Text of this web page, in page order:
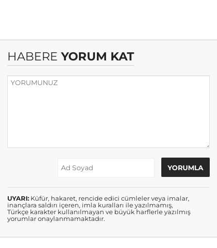
HABERE YORUM KAT
UYARI: Küfür, hakaret, rencide edici cümleler veya imalar,
inançlara saldırı içeren, imla kuralları ile yazılmamış,
Türkçe karakter kullanılmayan ve büyük harflerle yazılmış
yorumlar onaylanmamaktadır.